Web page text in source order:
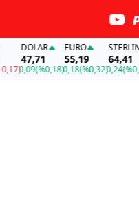
DOLAR
47,71
0,09(%0,18)
EURO
55,19
0,18(%0,32)
STERLIN
64,41
0,24